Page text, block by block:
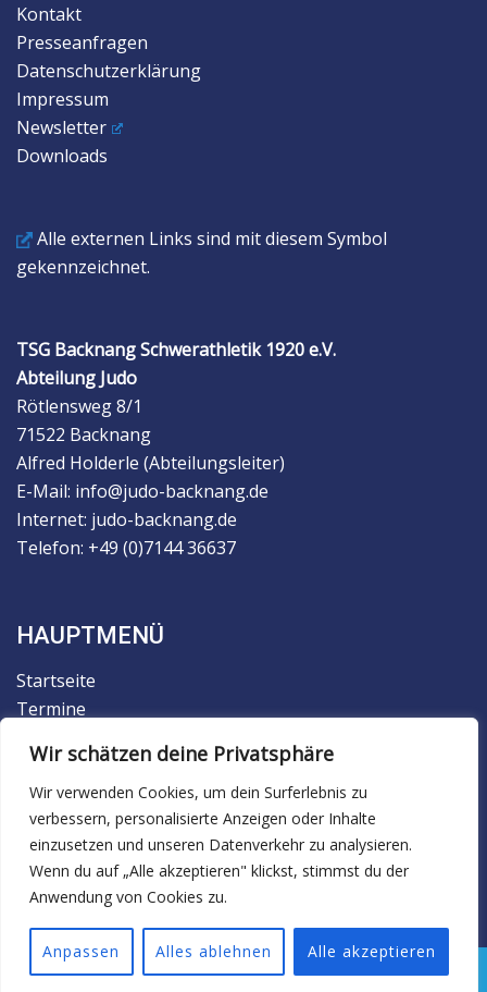
Wir schätzen deine Privatsphäre
Wir verwenden Cookies, um dein Surferlebnis zu
verbessern, personalisierte Anzeigen oder Inhalte
einzusetzen und unseren Datenverkehr zu analysieren.
Wenn du auf „Alle akzeptieren" klickst, stimmst du der
Anwendung von Cookies zu.
Anpassen Alles ablehnen Alle akzeptieren
Kontakt
Presseanfragen
Datenschutzerklärung
Impressum
Newsletter
Downloads
Alle externen Links sind mit diesem Symbol
gekennzeichnet.
TSG Backnang Schwerathletik 1920 e.V.
Abteilung Judo
Rötlensweg 8/1
71522 Backnang
Alfred Holderle (Abteilungsleiter)
E-Mail: info@judo-backnang.de
Internet: judo-backnang.de
Telefon: +49 (0)7144 36637
HAUPTMENÜ
Startseite
Termine
Trainingsbetrieb
Judo
Ju-Jutsu
Facebook
© 2026 TSG Backnang Judo.